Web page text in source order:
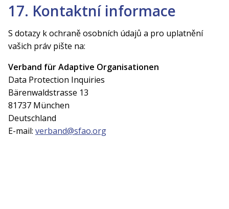
17. Kontaktní informace
S dotazy k ochraně osobních údajů a pro uplatnění
vašich práv pište na:
Verband für Adaptive Organisationen
Data Protection Inquiries
Bärenwaldstrasse 13
81737 München
Deutschland
E-mail: verband@sfao.org